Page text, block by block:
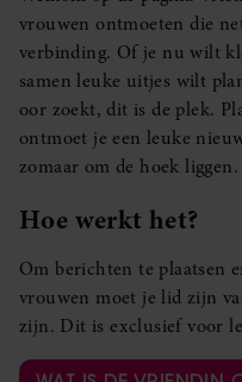
vrouwen ontmoeten die
verbinding. Of je nu wilt
samen leuke uitjes wilt
oor zoekt, dit is de plek.
ontmoet je een leuke
zomaar om de hoek liggen.
Hoe werkt het?
Om berichten te plaatsen
vrouwen moet je lid zijn
zijn. Dit is exclusief voor